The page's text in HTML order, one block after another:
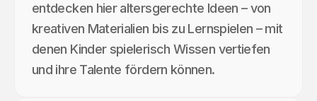
entdecken hier altersgerechte Ideen – von
kreativen Materialien bis zu Lernspielen – mit
denen Kinder spielerisch Wissen vertiefen
und ihre Talente fördern können.